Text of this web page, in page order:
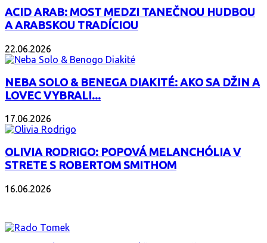
ACID ARAB: MOST MEDZI TANEČNOU HUDBOU
A ARABSKOU TRADÍCIOU
22.06.2026
NEBA SOLO & BENEGA DIAKITÉ: AKO SA DŽIN A
LOVEC VYBRALI...
17.06.2026
OLIVIA RODRIGO: POPOVÁ MELANCHÓLIA V
STRETE S ROBERTOM SMITHOM
16.06.2026